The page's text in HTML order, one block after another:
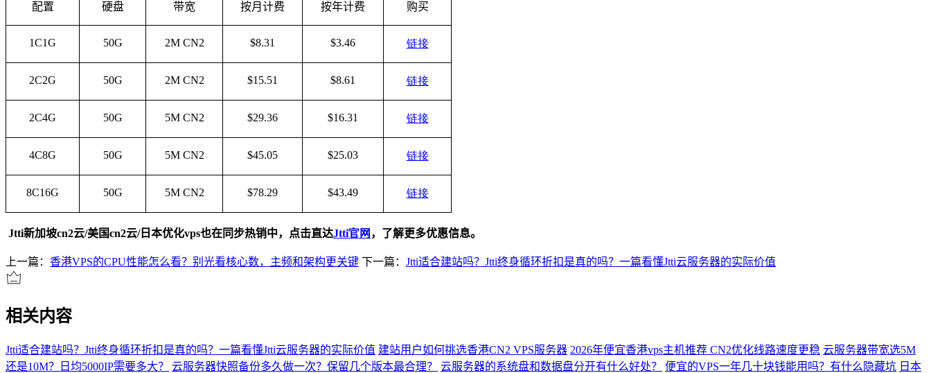
配置 硬盘 带宽 按月计费 按年计费 购买
1C1G 50G 2M CN2 $8.31 $3.46 链接
2C2G 50G 2M CN2 $15.51 $8.61 链接
2C4G 50G 5M CN2 $29.36 $16.31 链接
4C8G 50G 5M CN2 $45.05 $25.03 链接
8C16G 50G 5M CN2 $78.29 $43.49 链接
Jtti新加坡cn2云/美国cn2云/日本优化vps也在同步热销中，点击直达Jtti官网 ，了解更多优惠信息。
上一篇： 香港VPS的CPU性能怎么看？别光看核心数，主频和架构更关键 下一篇： Jtti适合建站吗？Jtti终身循环折扣是真的吗？一篇看懂Jtti云服务器的实际价值
相关内容
Jtti适合建站吗？Jtti终身循环折扣是真的吗？一篇看懂Jtti云服务器的实际价值 建站用户如何挑选香港CN2 VPS服务器 2026年便宜香港vps主机推荐 CN2优化线路速度更稳 云服务器带宽选5M
还是10M？日均5000IP需要多大？
云服务器快照备份多久做一次？保留几个版本最合理？ 云服务器的系统盘和数据盘分开有什么好处？ 便宜的VPS一年几十块钱能用吗？有什么隐藏坑 日本